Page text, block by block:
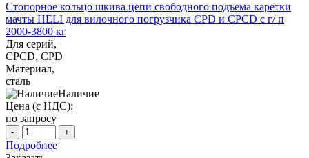
Стопорное кольцо шкива цепи свободного подъема каретки
мачты HELI для вилочного погрузчика CPD и CPCD с г/ п
2000-3800 кг
Для серий,
CPCD, CPD
Материал,
сталь
Наличие
Цена (с НДС):
по запросу
- +
Подробнее